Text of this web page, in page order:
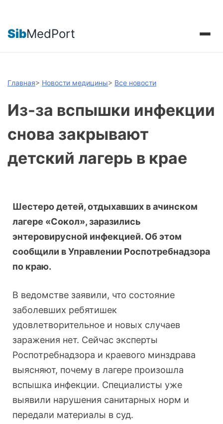
SibMedPort
Главная> Новости медицины> Все новости
Из-за вспышки инфекции
снова закрывают
детский лагерь в крае
Шестеро детей, отдыхавших в ачинском
лагере «Сокол», заразились
энтеровирусной инфекцией. Об этом
сообщили в Управлении Роспотребнадзора
по краю.
В ведомстве заявили, что состояние
заболевших ребятишек
удовлетворительное и новых случаев
заражения нет. Сейчас эксперты
Роспотребнадзора и краевого минздрава
выясняют, почему в лагере произошла
вспышка инфекции. Специалисты уже
выявили нарушения санитарных норм и
передали материалы в суд.